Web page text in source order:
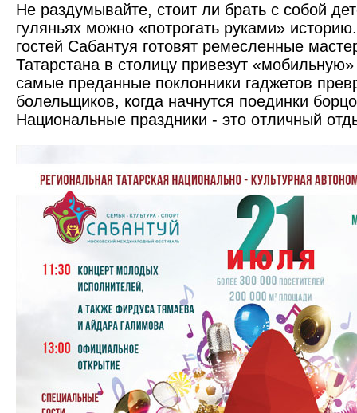
Не раздумывайте, стоит ли брать с собой
гуляньях можно «потрогать руками»
гостей Сабантуя готовят ремесленные
Татарстана в столицу привезут
самые преданные поклонники гаджетов
болельщиков, когда начнутся поединки
Национальные праздники - это отличный